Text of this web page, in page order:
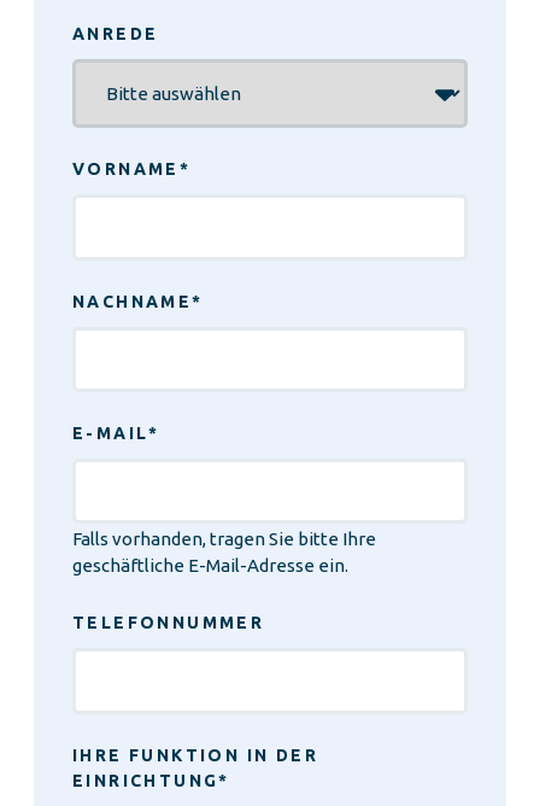
ANREDE
VORNAME *
NACHNAME*
E-MAIL*
Falls vorhanden, tragen Sie bitte Ihre
geschäftliche E-Mail-Adresse ein.
TELEFONNUMMER
IHRE FUNKTION IN DER
EINRICHTUNG*